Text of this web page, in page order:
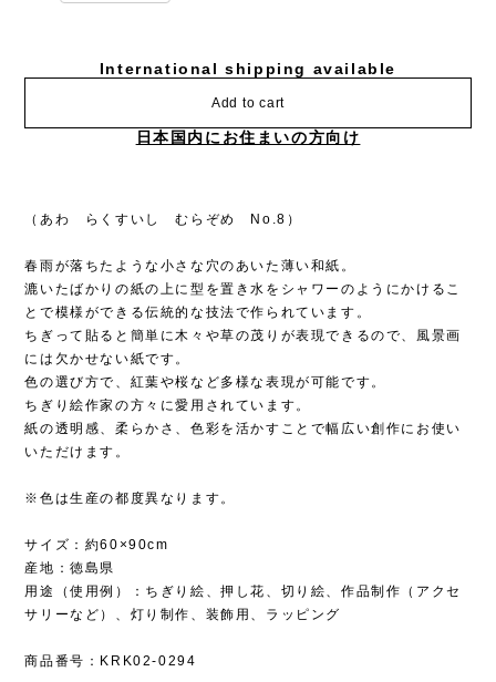
International shipping available
Add to cart
日本国内にお住まいの方向け
（あわ らくすいし むらぞめ No.8）
春雨が落ちたような小さな穴のあいた薄い和紙。
漉いたばかりの紙の上に型を置き水をシャワーのようにかけるこ
とで模様ができる伝統的な技法で作られています。
ちぎって貼ると簡単に木々や草の茂りが表現できるので、風景画
には欠かせない紙です。
色の選び方で、紅葉や桜など多様な表現が可能です。
ちぎり絵作家の方々に愛用されています。
紙の透明感、柔らかさ、色彩を活かすことで幅広い創作にお使い
いただけます。
※色は生産の都度異なります。
サイズ：約60×90cm
産地：徳島県
用途（使用例）：ちぎり絵、押し花、切り絵、作品制作（アクセ
サリーなど）、灯り制作、装飾用、ラッピング
商品番号：KRK02-0294